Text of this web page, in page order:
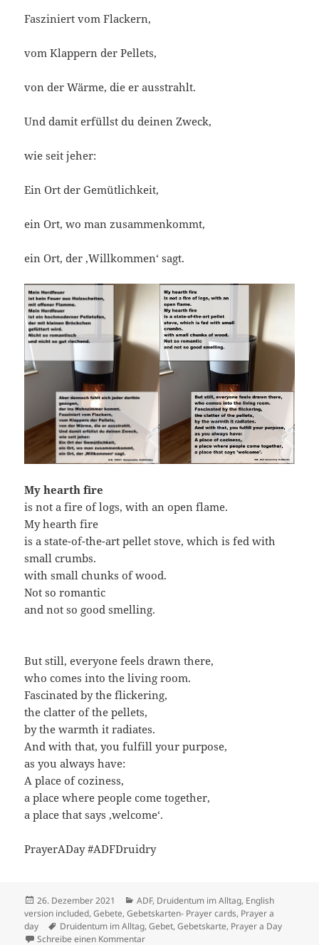
Fasziniert vom Flackern,
vom Klappern der Pellets,
von der Wärme, die er ausstrahlt.
Und damit erfüllst du deinen Zweck,
wie seit jeher:
Ein Ort der Gemütlichkeit,
ein Ort, wo man zusammenkommt,
ein Ort, der ‚Willkommen‘ sagt.
My hearth fire
is not a fire of logs, with an open flame.
My hearth fire
is a state-of-the-art pellet stove, which is fed with
small crumbs.
with small chunks of wood.
Not so romantic
and not so good smelling.
But still, everyone feels drawn there,
who comes into the living room.
Fascinated by the flickering,
the clatter of the pellets,
by the warmth it radiates.
And with that, you fulfill your purpose,
as you always have:
A place of coziness,
a place where people come together,
a place that says ‚welcome‘.
PrayerADay #ADFDruidry
Veröffentlicht
am
26. Dezember 2021 Kategorien
ADF, Druidentum im Alltag, English
version included,Gebete,Gebetskarten- Prayer cards, Prayer a
day
Schlagwörter
Druidentum im Alltag,Gebet,Gebetskarte, Prayer a Day
Schreibe einen Kommentarzu Mein Herdfeuer